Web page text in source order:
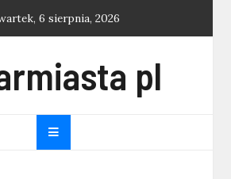
6 sierpnia, 2026
pl